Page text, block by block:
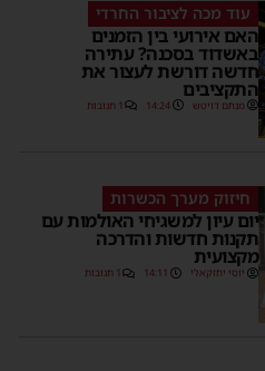
עוד מכה לציבור החרדי
האם אירועי בין הזמנים
באשדוד בסכנה? עתירה
חדשה דורשת לעצור את
התקציבים
מנחם דויטש 14:24 1 תגובות
חיזוק מערך הכשרות
יום עיון למשגיחי האולמות עם
תקנות חדשות והדרכה
מקצועית
יוסי יחזקאלי 14:11 1 תגובות